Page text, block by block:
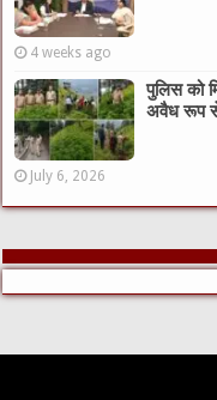
4 weeks ago
पुलिस को
अवैध रूप से
July 6, 2026